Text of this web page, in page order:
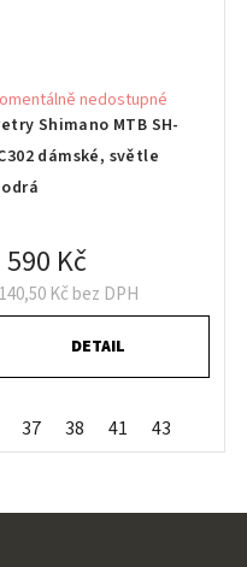
43 44 45 46
Shimano MTB SH-
dámské, světle
nedostupné
Kč bez DPH
590 Kč
DETAIL
37 38 41 43